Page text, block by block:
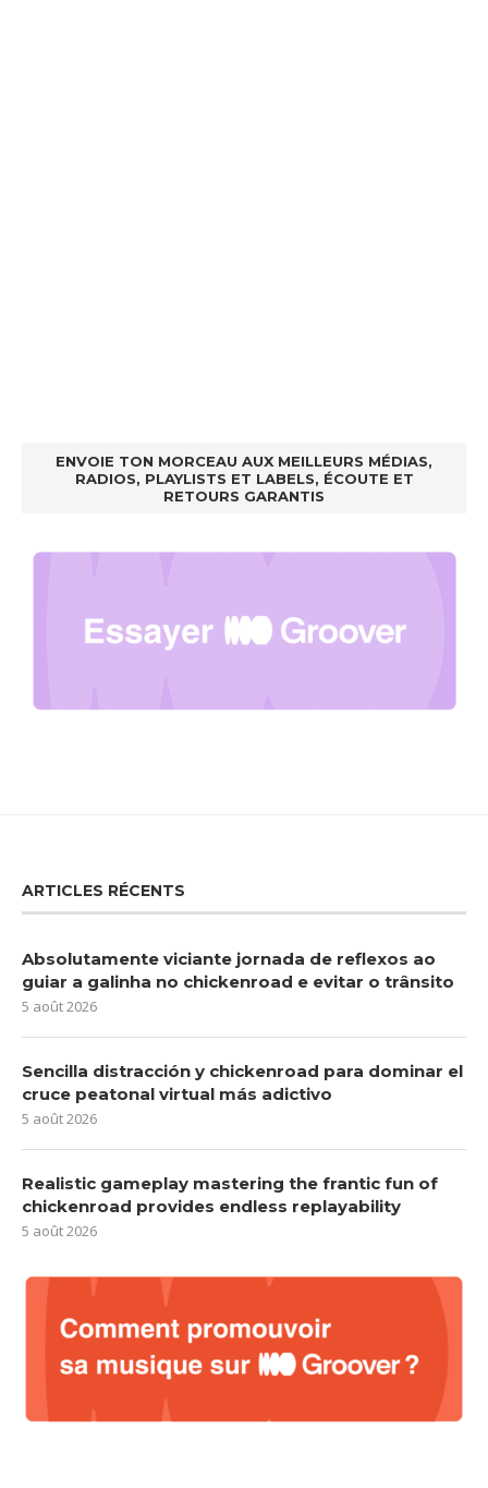
ENVOIE TON MORCEAU AUX MEILLEURS MÉDIAS,
RADIOS, PLAYLISTS ET LABELS, ÉCOUTE ET
RETOURS GARANTIS
ARTICLES RÉCENTS
Absolutamente viciante jornada de reflexos ao
guiar a galinha no chickenroad e evitar o trânsito
5 août 2026
Sencilla distracción y chickenroad para dominar el
cruce peatonal virtual más adictivo
5 août 2026
Realistic gameplay mastering the frantic fun of
chickenroad provides endless replayability
5 août 2026